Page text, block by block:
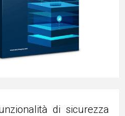
di sicurezza